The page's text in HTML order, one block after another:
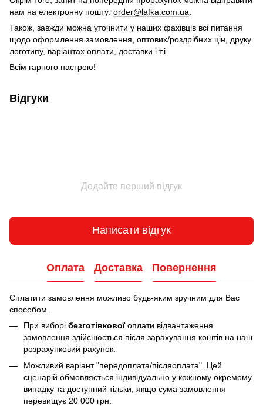
нам на електронну пошту: order@lafka.com.ua
Також, завжди можна уточнити у наших фахівців всі питання
щодо оформлення замовлення, оптових/роздрібних цін, друку
логотипу, варіантах оплати, доставки і т.і.
Всім гарного настрою!
Відгуки
Додайте перший відгук
Написати відгук
Оплата Доставка Повернення
Сплатити замовлення можливо будь-яким зручним для Вас
способом.
При виборі безготівковоїоплати відвантаження
замовлення здійснюється після зарахування коштів на наш
розрахунковий рахунок.
Можливий варіант "передоплата/післяоплата". Цей
сценарій обмовляється індивідуально у кожному окремому
випадку та доступний тільки, якщо сума замовлення
перевищує 20 000 грн.